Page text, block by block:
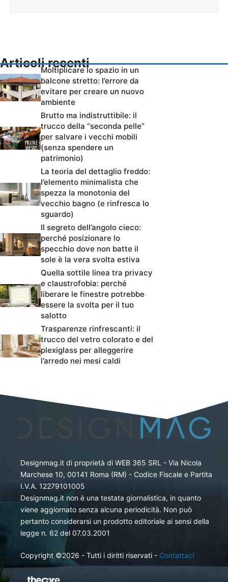
Articoli recenti
Moltiplicare lo spazio in un
balcone stretto: l’errore da
evitare per creare un nuovo
ambiente
Brutto ma indistruttibile: il
trucco della “seconda pelle”
per salvare i vecchi mobili
(senza spendere un
patrimonio)
La teoria del dettaglio freddo:
l’elemento minimalista che
spezza la monotonia del
vecchio bagno (e rinfresca lo
sguardo)
Il segreto dell’angolo cieco:
perché posizionare lo
specchio dove non batte il
sole è la vera svolta estiva
Quella sottile linea tra privacy
e claustrofobia: perché
liberare le finestre potrebbe
essere la svolta per il tuo
salotto
Trasparenze rinfrescanti: il
trucco del vetro colorato e del
plexiglass per alleggerire
l’arredo nei mesi caldi
Designmag.it di proprietà di WEB 365 SRL - Via Nicola
Marchese 10, 00141 Roma (RM) - Codice Fiscale e Partita
I.V.A. 12279101005
Designmag.it non è una testata giornalistica, in quanto
viene aggiornato senza alcuna periodicità. Non può
pertanto considerarsi un prodotto editoriale ai sensi della
legge n. 62 del 07.03.2001
Copyright ©2026 - Tutti i diritti riservati - Contattaci